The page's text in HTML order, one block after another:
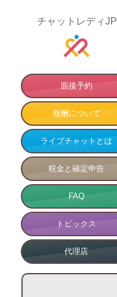
チャットレディJP
面接予約
報酬について
ライブチャットとは
税金と確定申告
FAQ
トピックス
代理店